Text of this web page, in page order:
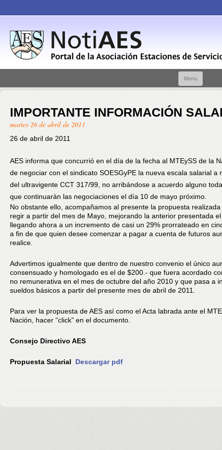
Menu
IMPORTANTE INFORMACIÓN
martes 26 de abril de 2011
26 de abril de 2011
AES informa que concurrió en el día de la fecha al MTEySS de la
de negociar con el sindicato SOESGyPE la nueva escala salarial a
del ultravigente CCT 317/99, no arribándose a acuerdo alguno
que continuarán las negociaciones el día 10 de mayo próximo.
No obstante ello, acompañamos al presente la propuesta realizada
regir a partir del mes de Mayo, mejorando la anterior presentada
llegando ahora a un incremento de casi un 29% prorrateado en
a fin de que quien desee comenzar a pagar a cuenta de futuros
realice.
Advertimos igualmente que dentro de nuestro convenio el único
consensuado y homologado es el de $200.- que fuera acordado
no remunerativa en el mes de octubre del año 2010 y que pasa a
sueldos básicos a partir del presente mes de abril de 2011.
Para ver la propuesta de AES así como el Acta labrada ante el
Nación, hacer “click” en el documento.
Consejo Directivo AES
Propuesta Salarial Descargar pdf